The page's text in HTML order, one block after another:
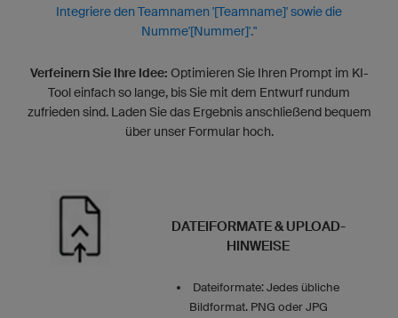
Integriere den Teamnamen '[Teamname]' sowie die
Numme'[Nummer]'."
Verfeinern Sie Ihre Idee: Optimieren Sie Ihren Prompt im KI-
Tool einfach so lange, bis Sie mit dem Entwurf rundum
zufrieden sind. Laden Sie das Ergebnis anschließend bequem
über unser Formular hoch.
DATEIFORMATE & UPLOAD-
HINWEISE
Dateiformate: Jedes übliche
Bildformat. PNG oder JPG